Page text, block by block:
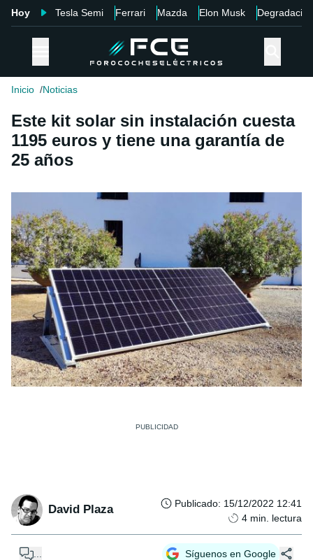
Hoy Tesla Semi Ferrari Mazda Elon Musk Degradación
Inicio Noticias
Este kit solar sin instalación cuesta
1195 euros y tiene una garantía de
25 años
David Plaza Publicado: 15/12/2022 12:41
4 min. lectura
Síguenos en Google